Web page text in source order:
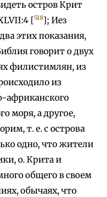
остров Крит
[518]; Иез
этих показания,
говорит о двух
филистимлян, из
из
африканского
моря, а другое,
т. е. с острова
одно, что жители
о. Крита и
общего в своем
обычаях, что